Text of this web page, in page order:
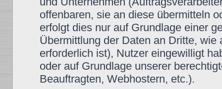
offenbaren, sie an diese übermitteln
erfolgt dies nur auf Grundlage einer
Übermittlung der Daten an Dritte,
erforderlich ist), Nutzer eingewilligt
oder auf Grundlage unserer
Beauftragten, Webhostern, etc.).